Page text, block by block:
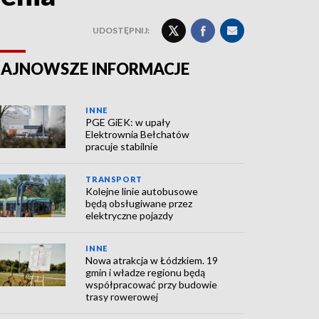
UDOSTĘPNIJ:
INFORMACJE
INNE
PGE GiEK: w upały
Elektrownia Bełchatów
pracuje stabilnie
TRANSPORT
Kolejne linie autobusowe
będą obsługiwane przez
elektryczne pojazdy
INNE
Nowa atrakcja w Łódzkiem. 19
gmin i władze regionu będą
współpracować przy budowie
trasy rowerowej